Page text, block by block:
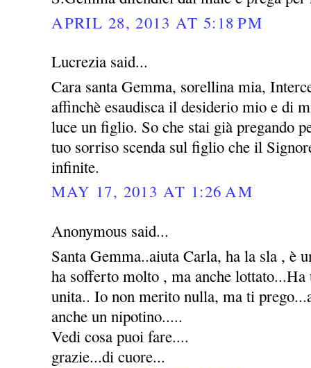
APRIL 28, 2013 AT 5:18 PM
Lucrezia said...
Cara santa Gemma, sorellina mia,
affinchè esaudisca il desiderio mio e di
luce un figlio. So che stai già pregando
tuo sorriso scenda sul figlio che il
infinite.
MAY 17, 2013 AT 1:26 AM
Anonymous said...
Santa Gemma..aiuta Carla, ha la sla , è
ha sofferto molto , ma anche
unita.. Io non merito nulla, ma ti
anche un nipotino.....
Vedi cosa puoi fare....
grazie...di cuore...